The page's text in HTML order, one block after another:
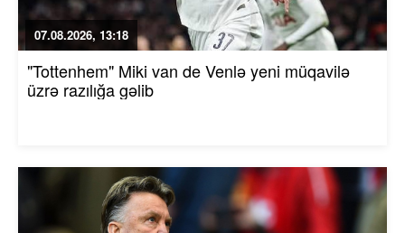
07.08.2026, 13:18
"Tottenhem" Miki van de Venlə yeni müqavilə
üzrə razılığa gəlib